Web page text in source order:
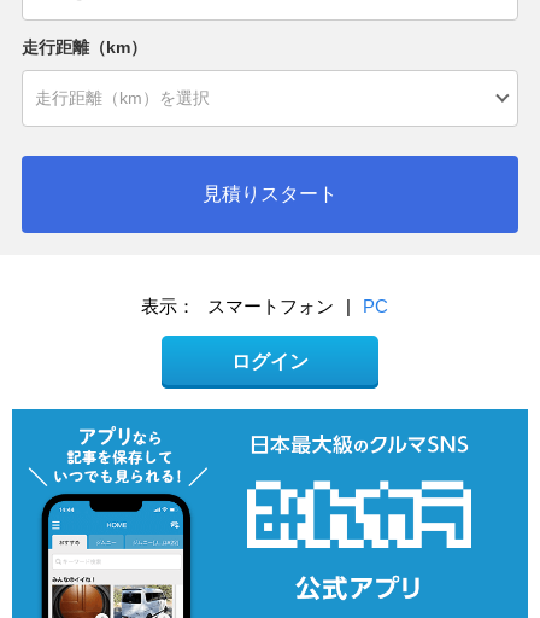
走行距離（km）
見積りスタート
表示： スマートフォン | PC
ログイン